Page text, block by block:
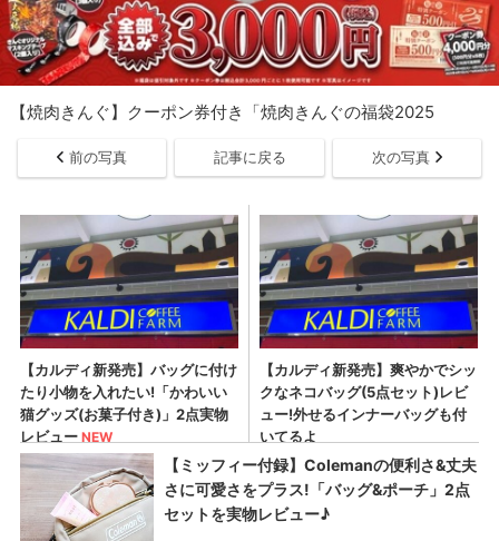
【焼肉きんぐ】クーポン券付き「焼肉きんぐの福袋2025
前の写真 記事に戻る 次の写真